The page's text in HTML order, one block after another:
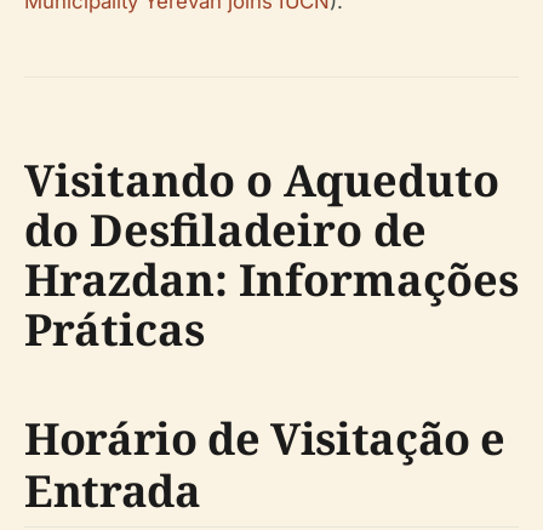
Visitando o Aqueduto
do Desfiladeiro de
Hrazdan: Informações
Práticas
Horário de Visitação e
Entrada